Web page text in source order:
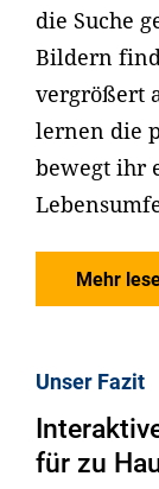
die Suche
Bildern
vergrößert
lernen die
bewegt ihr
Mehr
Unser Fazit
für zu